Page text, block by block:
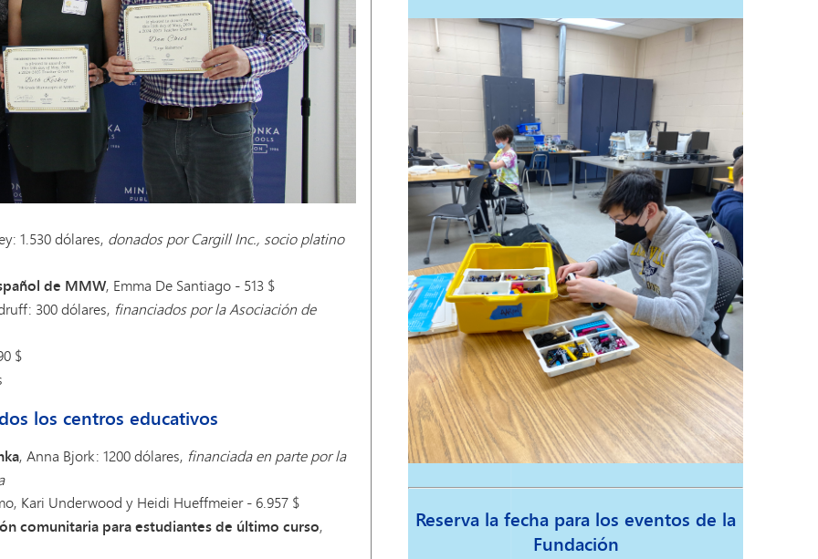
1.530 dólares, donados por Cargill Inc., socio platino
de MMW, Emma De Santiago - 513 $
300 dólares, financiados por la Asociación de
$
los centros educativos
, Anna Bjork: 1200 dólares, financiada en parte por la
Kari Underwood y Heidi Hueffmeier - 6.957 $
comunitaria para estudiantes de último curso,
Reserva la fecha para los eventos de la
Fundación